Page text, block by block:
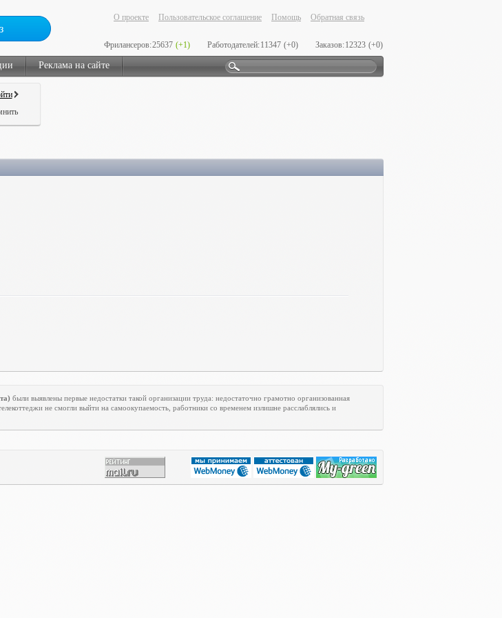
О проекте Пользовательское соглашение Помощь Обратная связь
Фрилансеров:25637 (+1) Работодателей:11347 (+0) Заказов:12323 (+0)
Реклама на сайте
были выявлены первые недостатки такой организации труда: недостаточно грамотно организованная
не смогли выйти на самоокупаемость, работники со временем излишне расслаблялись и